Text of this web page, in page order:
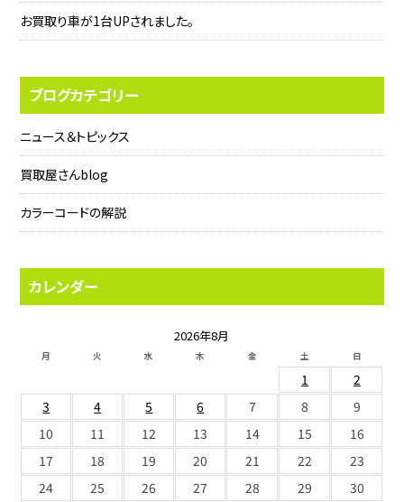
お買取り車が1台UPされました。
ブログカテゴリー
ニュース＆トピックス
買取屋さんblog
カラーコードの解説
カレンダー
2026年8月
月 火 水 木 金 土 日
1
2
3
4 5 6 7 8
9
10
11 12 13 14 15
16
17
18 19 20 21 22
23
24
25 26 27 28 29
30